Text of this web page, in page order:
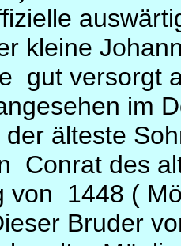
kleine
gut versorgt
im
älteste
Conrat des
von 1448 (
Bruder